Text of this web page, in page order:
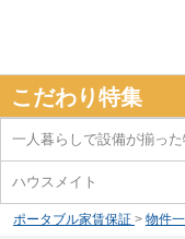
こだわり特集
一人暮らしで設備が揃っ
ハウスメイト
ポータブル家賃保証 > 物件